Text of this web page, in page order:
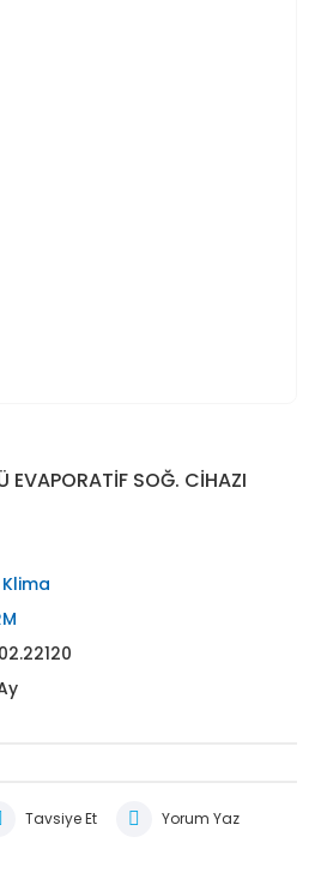
EVAPORATİF SOĞ. CİHAZI
Klima
Tavsiye Et Yorum Yaz